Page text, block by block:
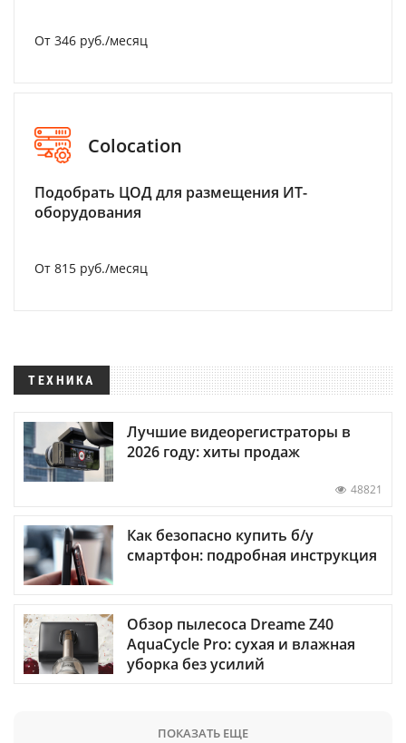
От 346 руб./месяц
Colocation
Подобрать ЦОД для размещения ИТ-
оборудования
От 815 руб./месяц
ТЕХНИКА
Лучшие видеорегистраторы в
2026 году: хиты продаж
48821
Как безопасно купить б/у
смартфон: подробная инструкция
Обзор пылесоса Dreame Z40
AquaCycle Pro: сухая и влажная
уборка без усилий
ПОКАЗАТЬ ЕЩЕ